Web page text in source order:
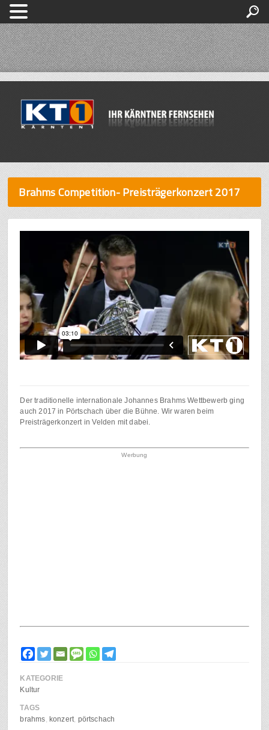
Brahms Competition- Preisträgerkonzert 2017
Der traditionelle internationale Johannes Brahms Wettbewerb ging
auch 2017 in Pörtschach über die Bühne. Wir waren beim
Preisträgerkonzert in Velden mit dabei.
Werbung
KATEGORIE
Kultur
TAGS
brahms
konzert pörtschach